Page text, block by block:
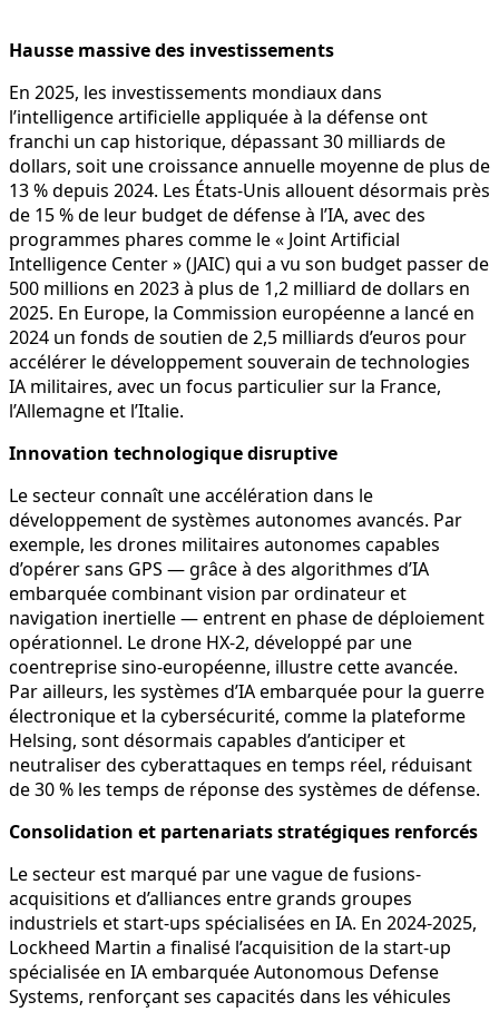
Hausse massive des investissements
En 2025, les investissements mondiaux dans
l’intelligence artificielle appliquée à la défense ont
franchi un cap historique, dépassant 30 milliards de
dollars, soit une croissance annuelle moyenne de plus de
13 % depuis 2024. Les États-Unis allouent désormais près
de 15 % de leur budget de défense à l’IA, avec des
programmes phares comme le « Joint Artificial
Intelligence Center » (JAIC) qui a vu son budget passer de
500 millions en 2023 à plus de 1,2 milliard de dollars en
2025. En Europe, la Commission européenne a lancé en
2024 un fonds de soutien de 2,5 milliards d’euros pour
accélérer le développement souverain de technologies
IA militaires, avec un focus particulier sur la France,
l’Allemagne et l’Italie.
Innovation technologique disruptive
Le secteur connaît une accélération dans le
développement de systèmes autonomes avancés. Par
exemple, les drones militaires autonomes capables
d’opérer sans GPS — grâce à des algorithmes d’IA
embarquée combinant vision par ordinateur et
navigation inertielle — entrent en phase de déploiement
opérationnel. Le drone HX-2, développé par une
coentreprise sino-européenne, illustre cette avancée.
Par ailleurs, les systèmes d’IA embarquée pour la guerre
électronique et la cybersécurité, comme la plateforme
Helsing, sont désormais capables d’anticiper et
neutraliser des cyberattaques en temps réel, réduisant
de 30 % les temps de réponse des systèmes de défense.
Consolidation et partenariats stratégiques renforcés
Le secteur est marqué par une vague de fusions-
acquisitions et d’alliances entre grands groupes
industriels et start-ups spécialisées en IA. En 2024-2025,
Lockheed Martin a finalisé l’acquisition de la start-up
spécialisée en IA embarquée Autonomous Defense
Systems, renforçant ses capacités dans les véhicules